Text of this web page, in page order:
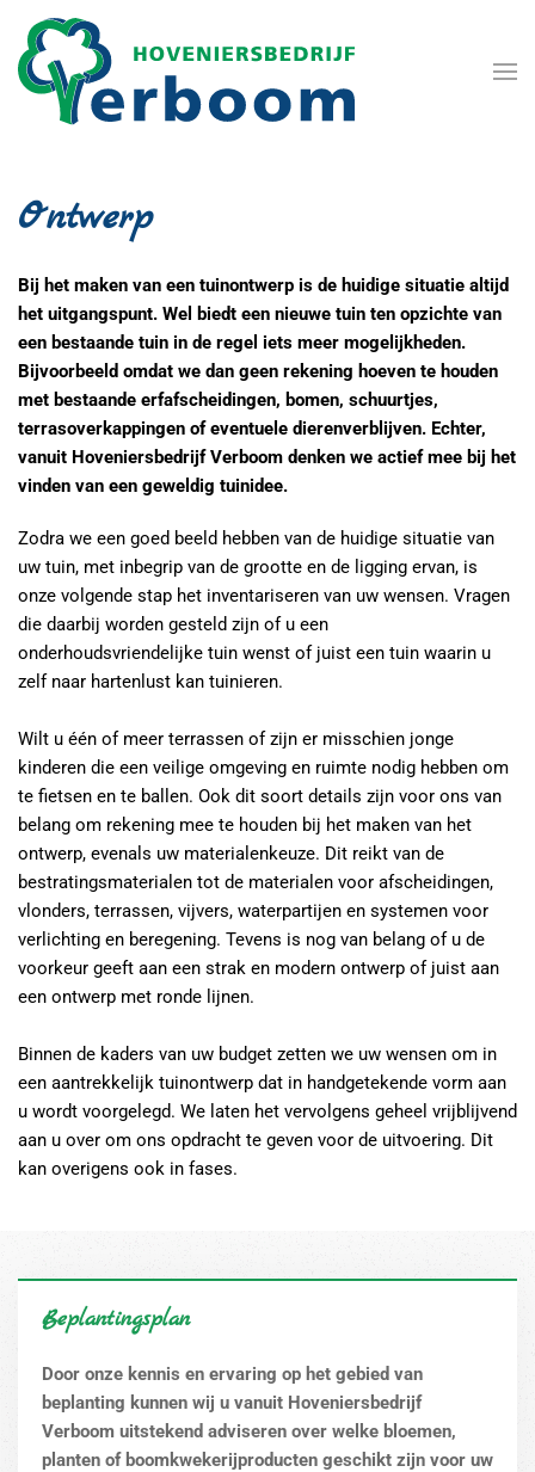
Terug naar hoofdinhoud
Ontwerp
Bij het maken van een tuinontwerp is de huidige situatie altijd
het uitgangspunt. Wel biedt een nieuwe tuin ten opzichte van
een bestaande tuin in de regel iets meer mogelijkheden.
Bijvoorbeeld omdat we dan geen rekening hoeven te houden
met bestaande erfafscheidingen, bomen, schuurtjes,
terrasoverkappingen of eventuele dierenverblijven. Echter,
vanuit Hoveniersbedrijf Verboom denken we actief mee bij het
vinden van een geweldig tuinidee.
Zodra we een goed beeld hebben van de huidige situatie van
uw tuin, met inbegrip van de grootte en de ligging ervan, is
onze volgende stap het inventariseren van uw wensen. Vragen
die daarbij worden gesteld zijn of u een
onderhoudsvriendelijke tuin wenst of juist een tuin waarin u
zelf naar hartenlust kan tuinieren.
Wilt u één of meer terrassen of zijn er misschien jonge
kinderen die een veilige omgeving en ruimte nodig hebben om
te fietsen en te ballen. Ook dit soort details zijn voor ons van
belang om rekening mee te houden bij het maken van het
ontwerp, evenals uw materialenkeuze. Dit reikt van de
bestratingsmaterialen tot de materialen voor afscheidingen,
vlonders, terrassen, vijvers, waterpartijen en systemen voor
verlichting en beregening. Tevens is nog van belang of u de
voorkeur geeft aan een strak en modern ontwerp of juist aan
een ontwerp met ronde lijnen.
Binnen de kaders van uw budget zetten we uw wensen om in
een aantrekkelijk tuinontwerp dat in handgetekende vorm aan
u wordt voorgelegd. We laten het vervolgens geheel vrijblijvend
aan u over om ons opdracht te geven voor de uitvoering. Dit
kan overigens ook in fases.
Beplantingsplan
Door onze kennis en ervaring op het gebied van
beplanting kunnen wij u vanuit Hoveniersbedrijf
Verboom uitstekend adviseren over welke bloemen,
planten of boomkwekerijproducten geschikt zijn voor uw